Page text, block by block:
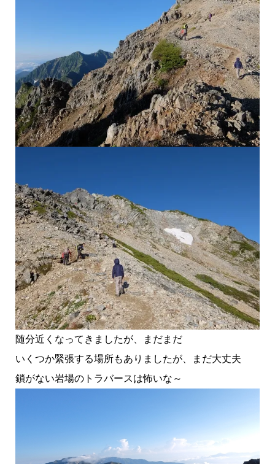
随分近くなってきましたが、まだまだ
いくつか緊張する場所もありましたが、まだ大丈夫
鎖がない岩場のトラバースは怖いな～